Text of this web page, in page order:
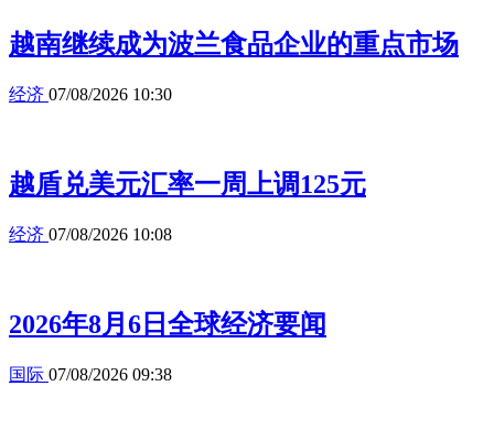
越南继续成为波兰食品企业的重点市场
经济 07/08/2026 10:30
越盾兑美元汇率一周上调125元
经济 07/08/2026 10:08
2026年8月6日全球经济要闻
国际 07/08/2026 09:38